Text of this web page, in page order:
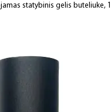
statybinis gelis buteliuke,